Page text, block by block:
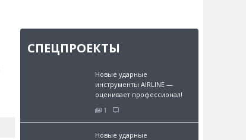
СПЕЦПРОЕКТЫ
Новые ударные
инструменты AIRLINE —
оценивает профессионал!
1
Новые ударные